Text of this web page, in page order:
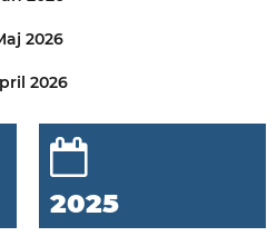
2026
2026
2025